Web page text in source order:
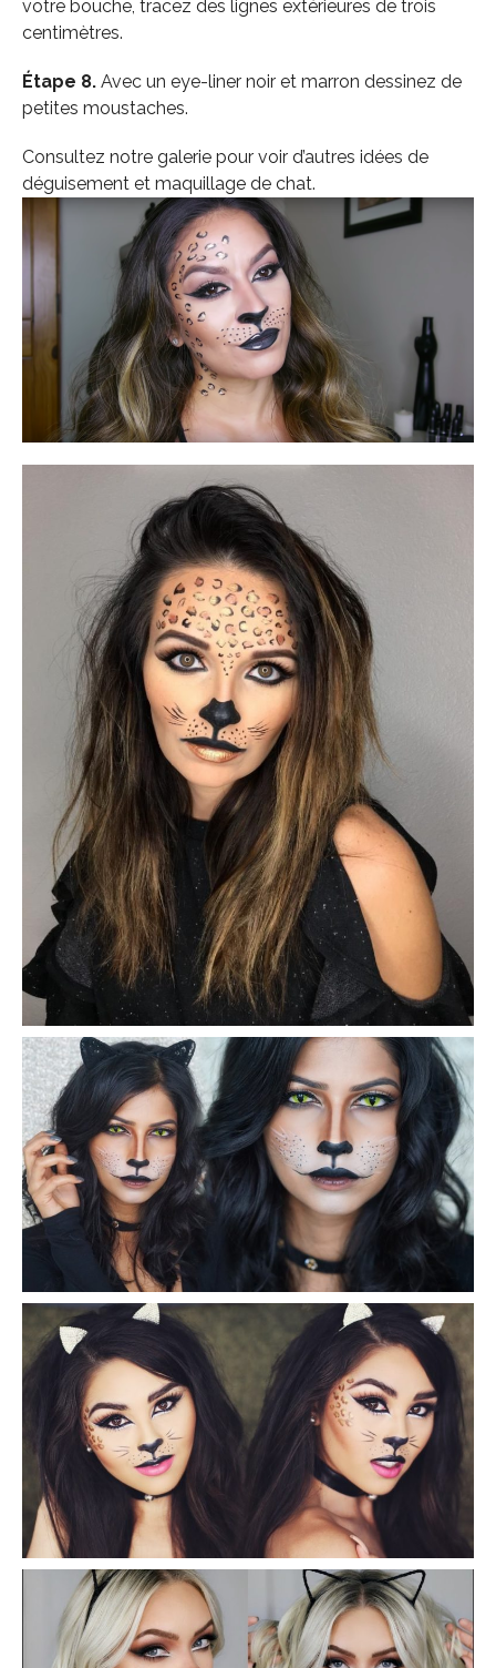
votre bouche, tracez des lignes extérieures de trois
centimètres.
Étape 8.Avec un eye-liner noir et marron dessinez de
petites moustaches.
Consultez notre galerie pour voir d’autres idées de
déguisement et maquillage de chat.